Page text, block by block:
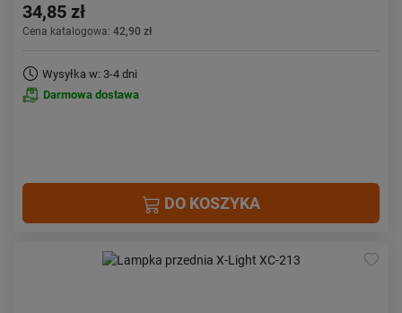
34,85 zł
Cena katalogowa: 42,90 zł
Wysyłka w: 3-4 dni
Darmowa dostawa
DO KOSZYKA